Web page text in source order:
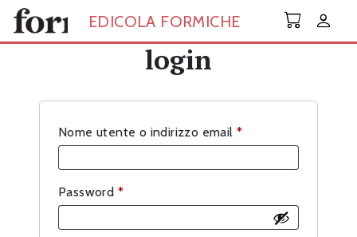
Skip to main content
EDICOLA FORMICHE
login
Nome utente o indirizzo email *Richiesto
Password *Richiesto